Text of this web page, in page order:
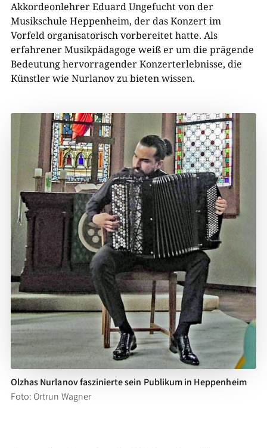
Akkordeonlehrer Eduard Ungefucht von der
Musikschule Heppenheim, der das Konzert im
Vorfeld organisatorisch vorbereitet hatte. Als
erfahrener Musikpädagoge weiß er um die prägende
Bedeutung hervorragender Konzerterlebnisse, die
Künstler wie Nurlanov zu bieten wissen.
Olzhas Nurlanov faszinierte sein Publikum in Heppenheim
Foto: Ortrun Wagner